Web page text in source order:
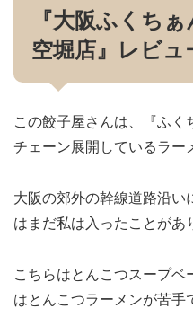
『大阪ふくち
空堀店』レビュ
この餃子屋さんは、『ふ
チェーン展開しているラー
大阪の郊外の幹線道路沿い
はまだ私は入ったことがあ
こちらはとんこつスープベ
はとんこつラーメンが苦手